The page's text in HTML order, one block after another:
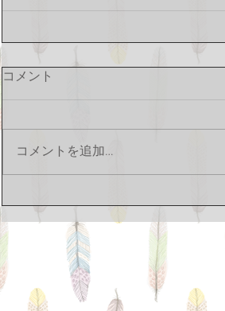
コメント
コメントを追加…